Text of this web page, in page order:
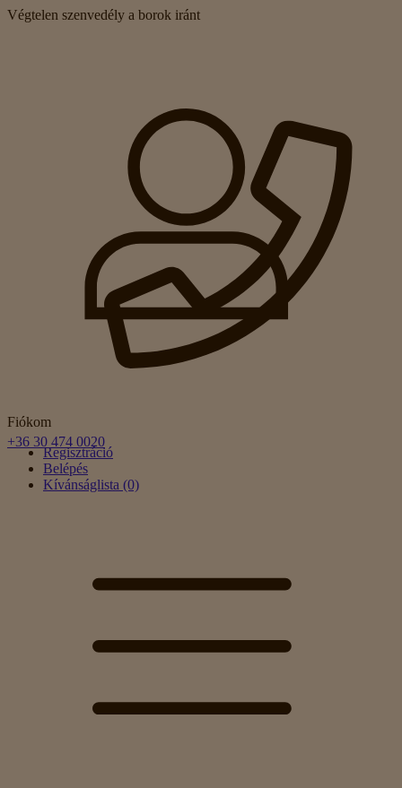
Végtelen szenvedély a borok iránt
Fiókom
Regisztráció
Belépés
Kívánságlista (0)
+36 30 474 0020